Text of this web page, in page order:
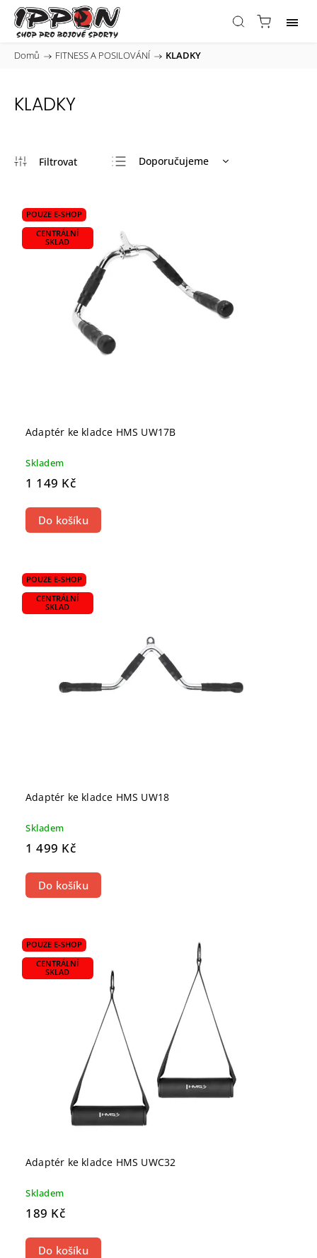
Domů / FITNESS A POSILOVÁNÍ / KLADKY
KLADKY
Doporučujeme
Abecedně
POUZE E-SHOP
CENTRÁLNÍ
SKLAD
Adaptér ke kladce HMS UW17B
Skladem
1 149 Kč
Do košíku
POUZE E-SHOP
CENTRÁLNÍ
SKLAD
Adaptér ke kladce HMS UW18
Skladem
1 499 Kč
Do košíku
POUZE E-SHOP
CENTRÁLNÍ
SKLAD
Adaptér ke kladce HMS UWC32
Skladem
189 Kč
Do košíku